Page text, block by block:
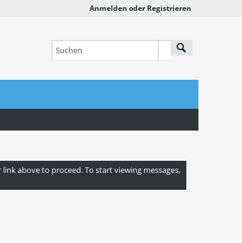
Anmelden oder Registrieren
above to proceed. To start viewing messages,